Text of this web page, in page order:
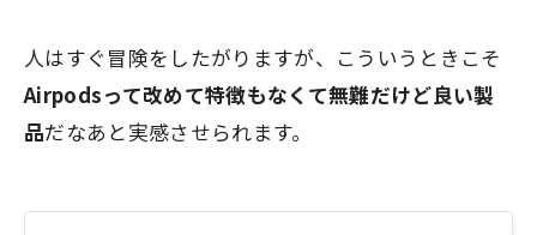
人はすぐ冒険をしたがりますが、こういうときこそ
Airpodsって改めて特徴もなくて無難だけど良い製
品だなあと実感させられます。